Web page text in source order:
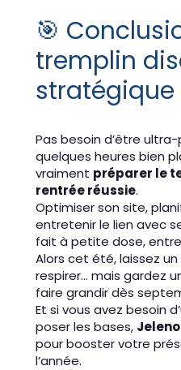
🎯
tremplin
stratégique
Pas besoin d’être
quelques heures bien
vraiment préparer le
rentrée réussie.
Optimiser son site,
entretenir le lien avec
fait à petite dose,
Alors cet été, laissez
respirer… mais gardez
faire grandir dès
Et si vous avez besoin
poser les bases,
pour booster votre
l’année.